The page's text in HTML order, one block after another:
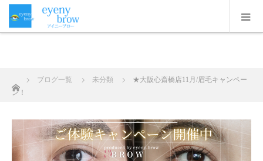
ホームブログ一覧 未分類
★大阪心斎橋店11月/眉毛キャンペー
ン！